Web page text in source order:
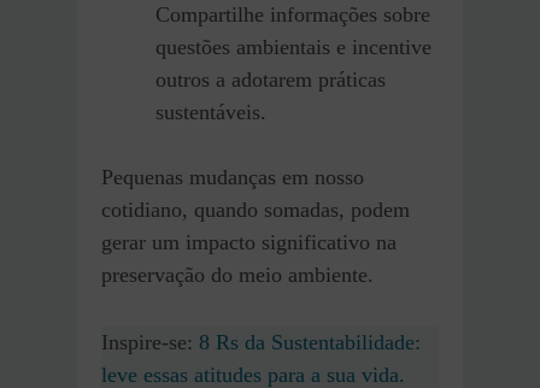
Compartilhe informações sobre
questões ambientais e incentive
outros a adotarem práticas
sustentáveis.​
Pequenas mudanças em nosso
cotidiano, quando somadas, podem
gerar um impacto significativo na
preservação do meio ambiente.
Inspire-se: 8 Rs da Sustentabilidade:
leve essas atitudes para a sua vida.